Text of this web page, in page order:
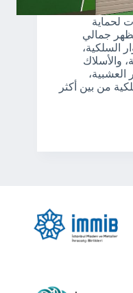
لحماية
جمالي
السلكية،
والأسلاك
العشبية،
من بين أكثر